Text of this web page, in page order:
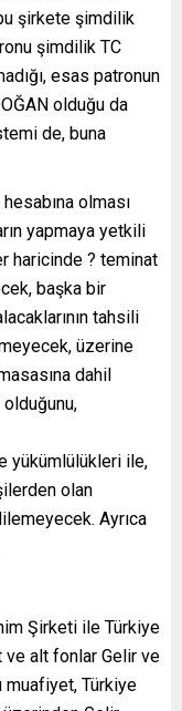
şirkete şimdilik
şimdilik TC
esas patronun
olduğu da
de, buna
olması
yapmaya yetkili
haricinde ? teminat
başka bir
tahsili
üzerine
dahil
yükümlülükleri ile,
olan
Ayrıca
Şirketi ile Türkiye
ve alt fonlar Gelir ve
muafiyet, Türkiye